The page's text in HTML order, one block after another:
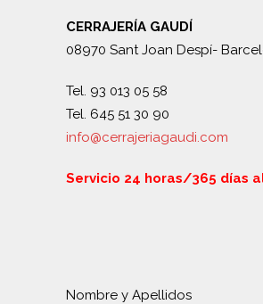
CERRAJERÍA GAUDÍ
08970 Sant Joan Despí-
Tel. 93 013 05 58
Tel. 645 51 30 90
info@cerrajeriagaudi.com
Servicio 24 horas/365 días
Nombre y Apellidos